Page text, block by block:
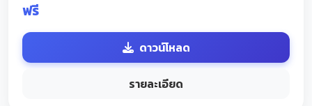
ฟรี
ดาวน์โหลด
รายละเอียด